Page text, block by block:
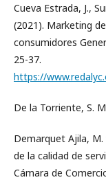
Cueva Estrada, J.,
(2021). Marketing
consumidores
25-37.
https://
De la Torriente, S.
Demarquet Ajila, M.
de la calidad de
Cámara de